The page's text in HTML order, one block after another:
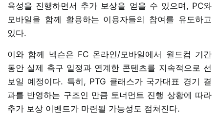
육성을 진행하면서 추가 보상을 얻을 수 있으며, PC와
모바일을 함께 활용하는 이용자들의 참여를 유도하고
있다.
이와 함께 넥슨은 FC 온라인/모바일에서 월드컵 기간
동안 실제 축구 일정과 연계한 콘텐츠를 지속적으로 선
보일 예정이다. 특히, PTG 클래스가 국가대표 경기 결
과를 반영하는 구조인 만큼 토너먼트 진행 상황에 따라
추가 보상 이벤트가 마련될 가능성도 점쳐진다.